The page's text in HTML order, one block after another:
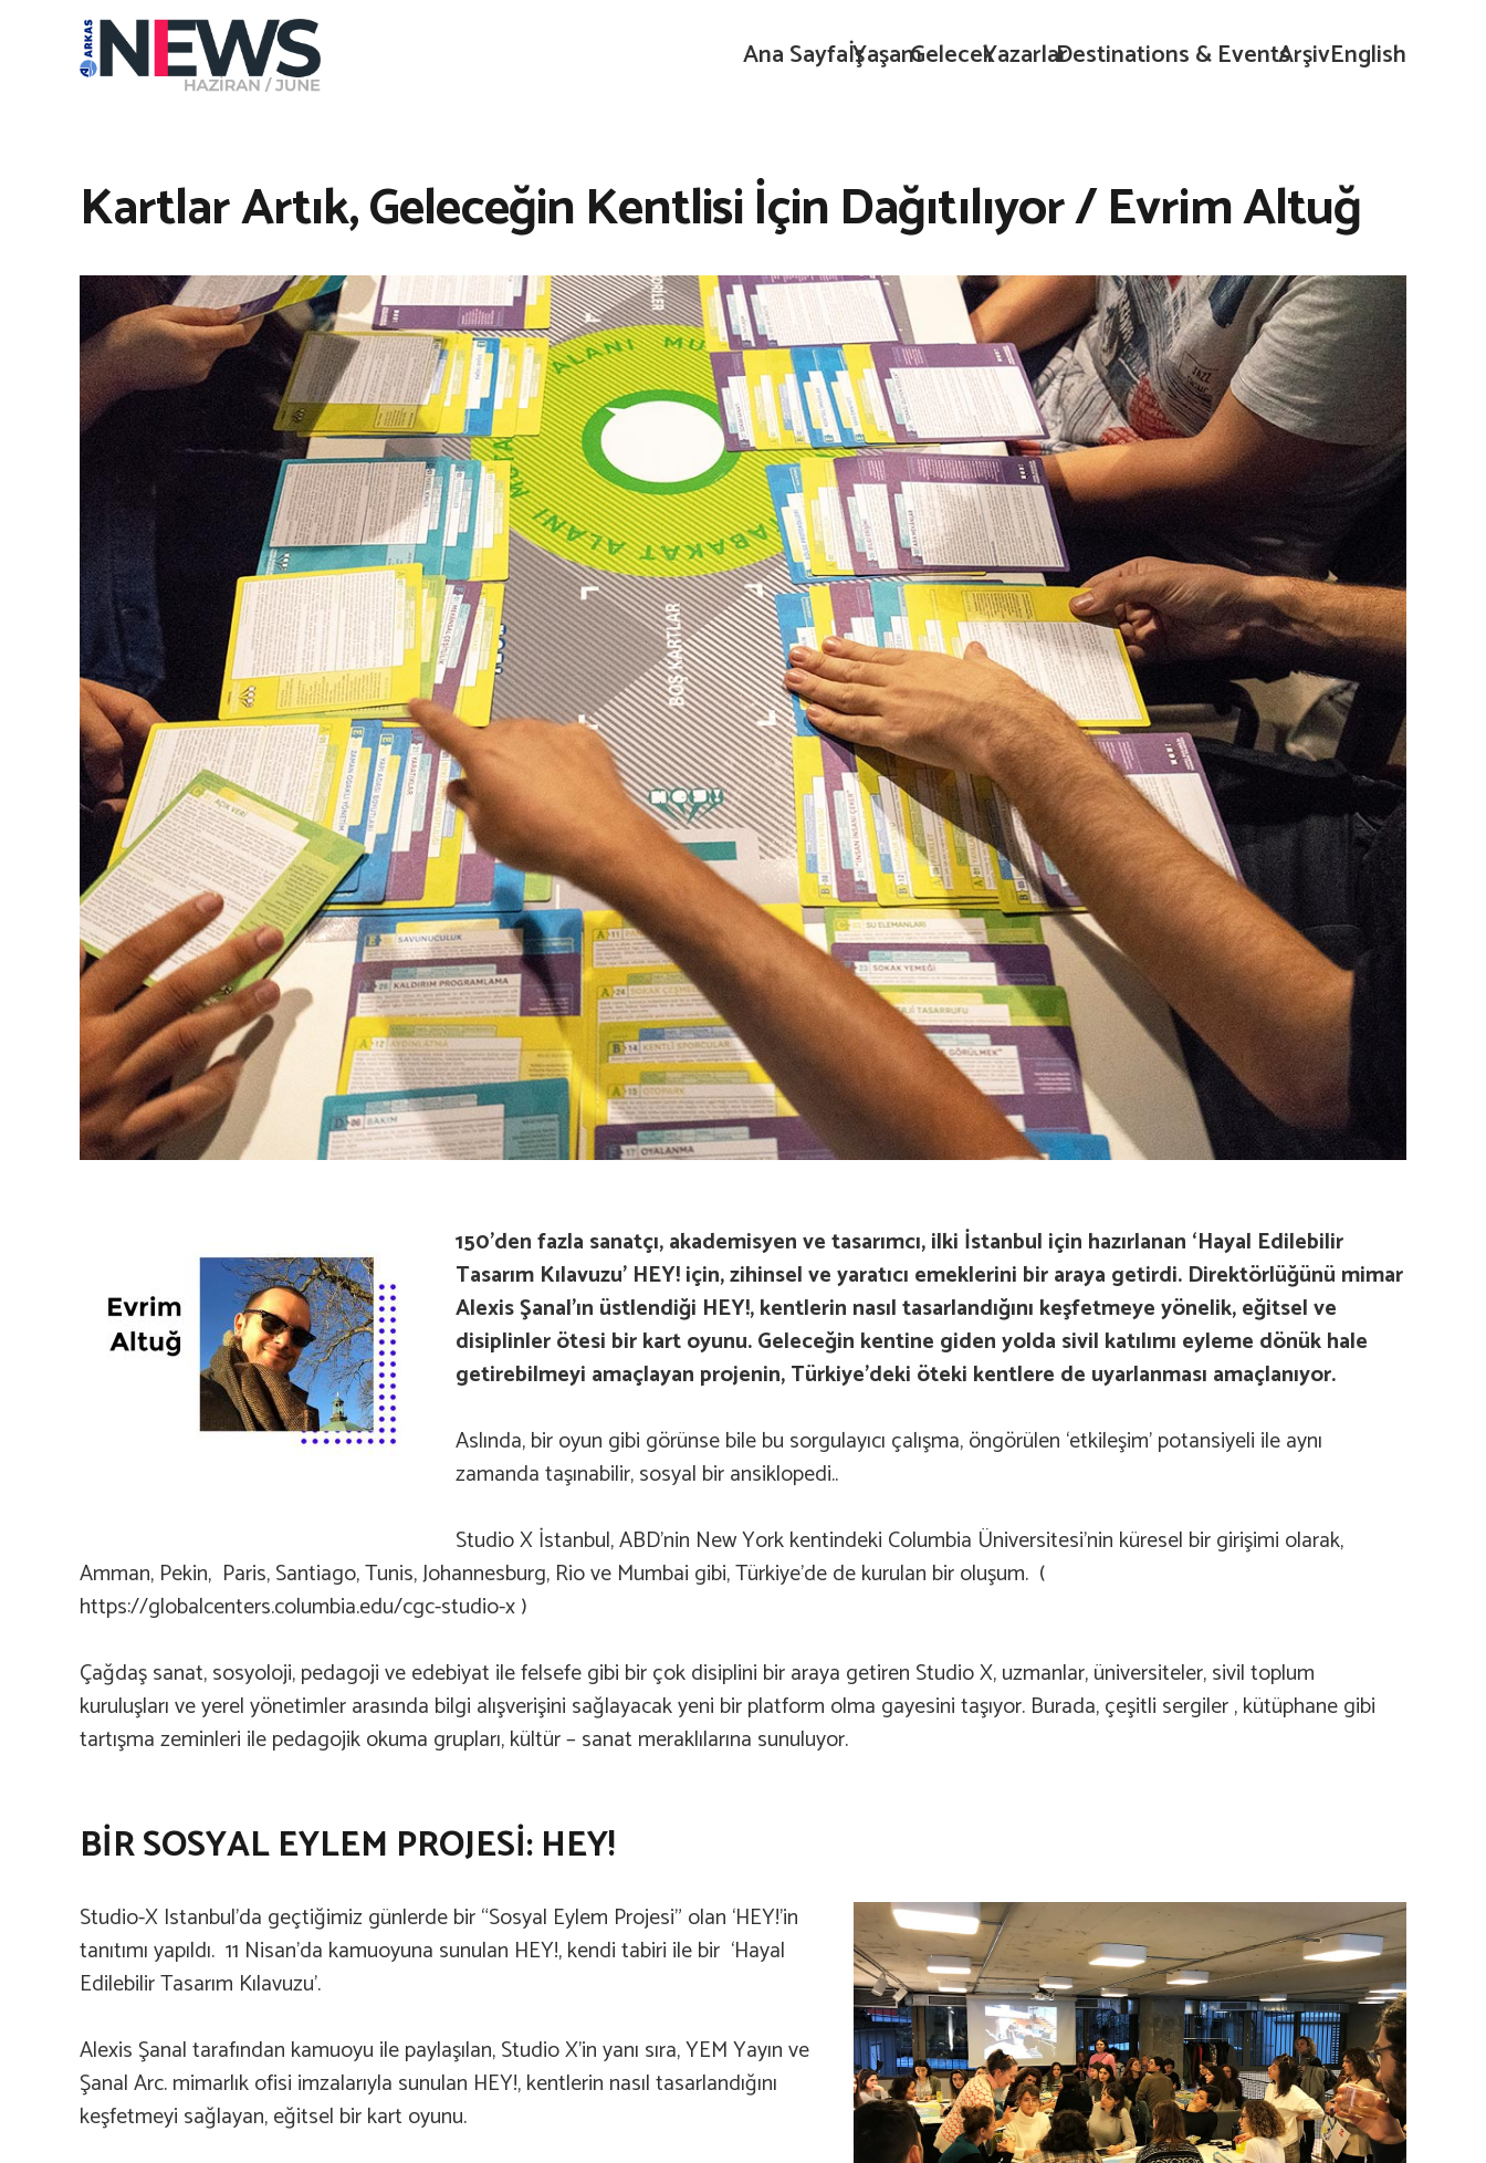
Ana Sayfaİş
YaşamGelecekYazarlarDestinations & EventsArşivEnglish
Kartlar Artık, Geleceğin Kentlisi İçin Dağıtılıyor / Evrim Altuğ
150’den fazla sanatçı, akademisyen ve tasarımcı, ilki İstanbul için hazırlanan ‘Hayal Edilebilir
Tasarım Kılavuzu’ HEY! için, zihinsel ve yaratıcı emeklerini bir araya getirdi. Direktörlüğünü mimar
Alexis Şanal’ın üstlendiği HEY!, kentlerin nasıl tasarlandığını keşfetmeye yönelik, eğitsel ve
disiplinler ötesi bir kart oyunu. Geleceğin kentine giden yolda sivil katılımı eyleme dönük hale
getirebilmeyi amaçlayan projenin, Türkiye’deki öteki kentlere de uyarlanması amaçlanıyor.
Aslında, bir oyun gibi görünse bile bu sorgulayıcı çalışma, öngörülen ‘etkileşim’ potansiyeli ile aynı
zamanda taşınabilir, sosyal bir ansiklopedi..
Studio X İstanbul, ABD’nin New York kentindeki Columbia Üniversitesi’nin küresel bir girişimi olarak,
Amman, Pekin, Paris, Santiago, Tunis, Johannesburg, Rio ve Mumbai gibi, Türkiye’de de kurulan bir oluşum. (
https://globalcenters.columbia.edu/cgc-studio-x)
Çağdaş sanat, sosyoloji, pedagoji ve edebiyat ile felsefe gibi bir çok disiplini bir araya getiren Studio X, uzmanlar, üniversiteler, sivil toplum
kuruluşları ve yerel yönetimler arasında bilgi alışverişini sağlayacak yeni bir platform olma gayesini taşıyor. Burada, çeşitli sergiler , kütüphane gibi
tartışma zeminleri ile pedagojik okuma grupları, kültür – sanat meraklılarına sunuluyor.
BİR SOSYAL EYLEM PROJESİ: HEY!
Studio-X Istanbul’da geçtiğimiz günlerde bir “Sosyal Eylem Projesi” olan ‘HEY!’in
tanıtımı yapıldı. 11 Nisan’da kamuoyuna sunulan HEY!, kendi tabiri ile bir ‘Hayal
Edilebilir Tasarım Kılavuzu’.
Alexis Şanal tarafından kamuoyu ile paylaşılan, Studio X’in yanı sıra, YEM Yayın ve
Şanal Arc. mimarlık ofisi imzalarıyla sunulan HEY!, kentlerin nasıl tasarlandığını
keşfetmeyi sağlayan, eğitsel bir kart oyunu.